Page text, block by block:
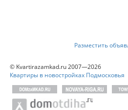
Разместить
© Kvartirazamkad.ru 2007—2026
Квартиры в новостройках Подмосковья